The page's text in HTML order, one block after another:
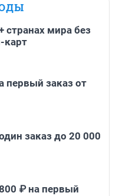
странах мира без
карт
первый заказ от
заказ до 20 000
₽ на первый